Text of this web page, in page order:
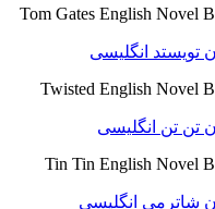
Tom Gates English Novel
تویستد انگلیسی
Twisted English Novel
تن تن انگلیسی
Tin Tin English Novel
شاترمی انگلیسی